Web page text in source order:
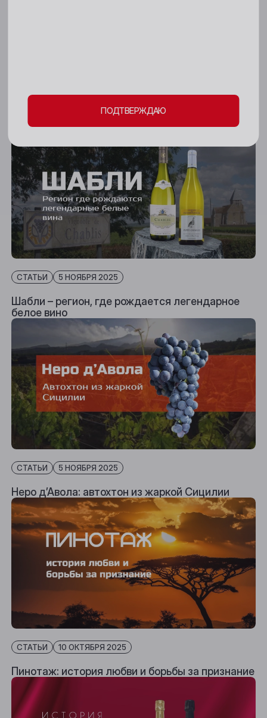
СОБЫТИЯ 14 ЯНВАРЯ 2026
Винный клуб г. Кемерово
СТАТЬИ 5 НОЯБРЯ 2025
Шабли – регион, где рождается легендарное
белое вино
СТАТЬИ 5 НОЯБРЯ 2025
Неро д’Авола: автохтон из жаркой Сицилии
СТАТЬИ 10 ОКТЯБРЯ 2025
Пинотаж: история любви и борьбы за признание
Осинники
Прокопьевск
Томск
Юрга
ПОДТВЕРЖДАЮ